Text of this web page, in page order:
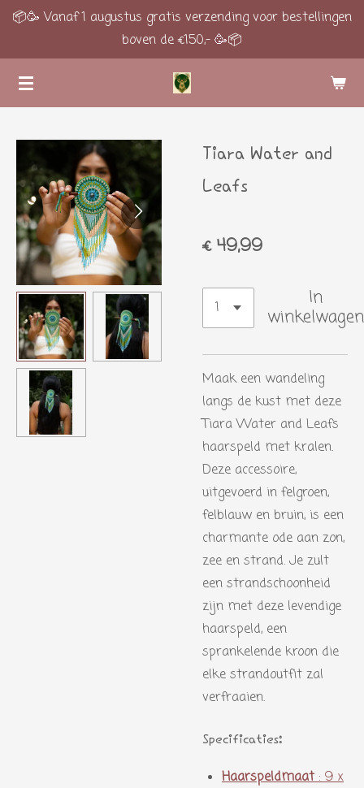
Ga
de
hoofdinhoud
📦🥳 Vanaf 1 augustus gratis verzending voor bestellingen
boven de €150,- 🥳📦
Tiara Water and
Leafs
€ 49,99
In
winkelwagen
Maak een wandeling
langs de kust met deze
Tiara Water and Leafs
haarspeld met kralen.
Deze accessoire,
uitgevoerd in felgroen,
felblauw en bruin, is een
charmante ode aan zon,
zee en strand. Je zult
een strandschoonheid
zijn met deze levendige
haarspeld, een
sprankelende kroon die
elke strandoutfit zal
verfraaien.
Specificaties:
Haarspeldmaat :9 x